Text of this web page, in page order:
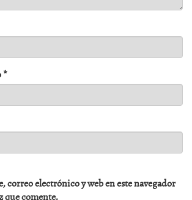
*
correo electrónico y web en este navegador
que comente.